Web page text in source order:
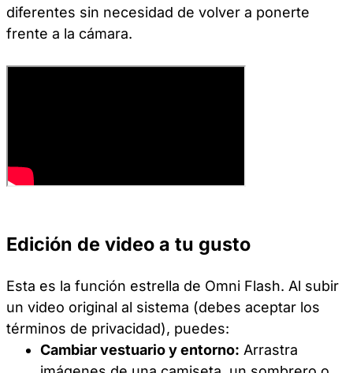
diferentes sin necesidad de volver a ponerte
frente a la cámara.
Edición de video a tu gusto
Esta es la función estrella de Omni Flash. Al subir
un video original al sistema (debes aceptar los
términos de privacidad), puedes:
Cambiar vestuario y entorno: Arrastra